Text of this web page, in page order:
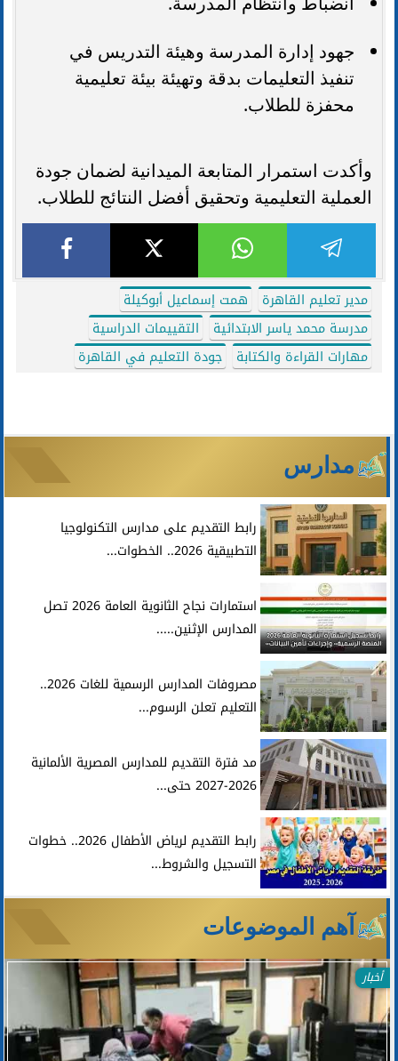
جهود إدارة المدرسة وهيئة التدريس في
تنفيذ التعليمات بدقة وتهيئة بيئة تعليمية
محفزة للطلاب.
وأكدت استمرار المتابعة الميدانية لضمان جودة
العملية التعليمية وتحقيق أفضل النتائج للطلاب.
مدير تعليم القاهرة
همت إسماعيل أبوكيلة
مدرسة محمد ياسر الابتدائية
التقييمات الدراسية
مهارات القراءة والكتابة
جودة التعليم في القاهرة
مدارس
رابط التقديم على مدارس التكنولوجيا
التطبيقية 2026.. الخطوات...
استمارات نجاح الثانوية العامة 2026 تصل
المدارس الإثنين.....
مصروفات المدارس الرسمية للغات 2026..
التعليم تعلن الرسوم...
مد فترة التقديم للمدارس المصرية الألمانية
2026-2027 حتى...
رابط التقديم لرياض الأطفال 2026.. خطوات
التسجيل والشروط...
آهم الموضوعات
أخبار